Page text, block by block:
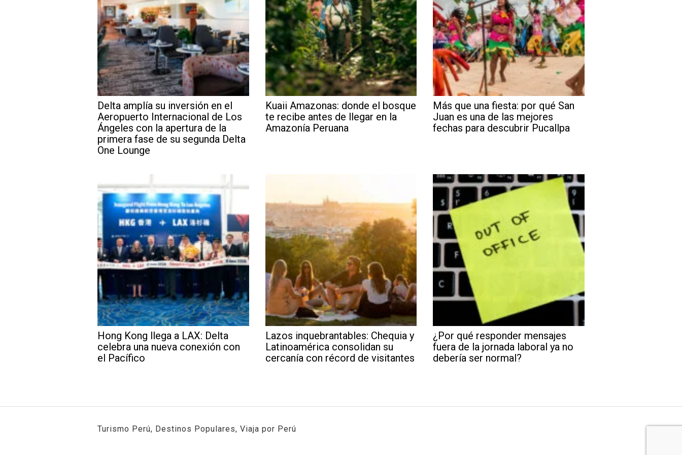
Delta amplía su inversión en el
Aeropuerto Internacional de Los
Ángeles con la apertura de la
primera fase de su segunda Delta
One Lounge
Kuaii Amazonas: donde el bosque
te recibe antes de llegar en la
Amazonía Peruana
Más que una fiesta: por qué San
Juan es una de las mejores
fechas para descubrir Pucallpa
Hong Kong llega a LAX: Delta
celebra una nueva conexión con
el Pacífico
Lazos inquebrantables: Chequia y
Latinoamérica consolidan su
cercanía con récord de visitantes
¿Por qué responder mensajes
fuera de la jornada laboral ya no
debería ser normal?
Turismo Perú, Destinos Populares, Viaja por Perú